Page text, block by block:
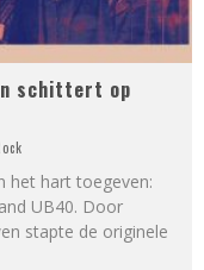
schittert op
het hart toegeven:
UB40. Door
stapte de originele